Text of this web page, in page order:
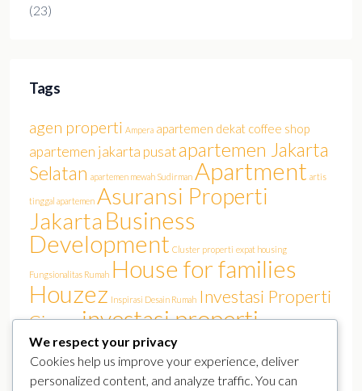
(23)
Tags
agen properti Ampera apartemen dekat coffee shop
apartemen jakarta pusatapartemen Jakarta
Selatan apartemen mewah Sudirman Apartment artis
tinggal apartemen Asuransi Properti
Jakarta Business
Development Cluster properti expat housing
Fungsionalitas Rumah House for families
Houzez Inspirasi Desain Rumah Investasi Properti
Cinereinvestasi properti
Jakarta investasi rumah Jakarta Barat
KPR Jakartalokasi strategisLuxury
We respect your privacy
Cookies help us improve your experience, deliver
personalized content, and analyze traffic. You can